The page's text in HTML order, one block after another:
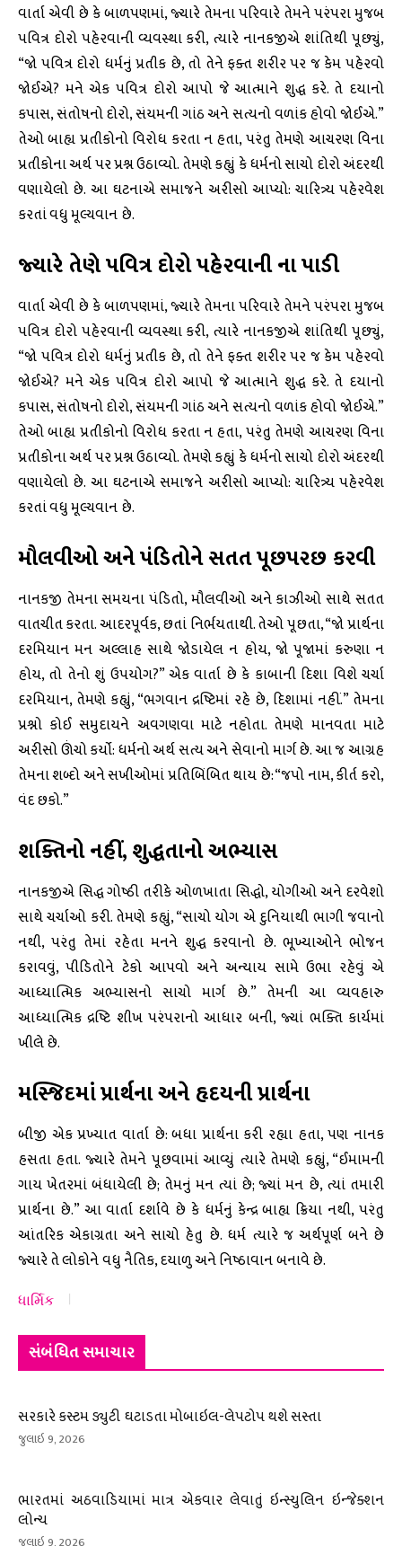
વાર્તા એવી છે કે બાળપણમાં, જ્યારે તેમના પરિવારે તેમને પરંપરા મુજબ
પવિત્ર દોરો પહેરવાની વ્યવસ્થા કરી, ત્યારે નાનકજીએ શાંતિથી પૂછ્યું,
“જો પવિત્ર દોરો ધર્મનું પ્રતીક છે, તો તેને ફક્ત શરીર પર જ કેમ પહેરવો
જોઈએ? મને એક પવિત્ર દોરો આપો જે આત્માને શુદ્ધ કરે. તે દયાનો
કપાસ, સંતોષનો દોરો, સંયમની ગાંઠ અને સત્યનો વળાંક હોવો જોઈએ.”
તેઓ બાહ્ય પ્રતીકોનો વિરોધ કરતા ન હતા, પરંતુ તેમણે આચરણ વિના
પ્રતીકોના અર્થ પર પ્રશ્ન ઉઠાવ્યો. તેમણે કહ્યું કે ધર્મનો સાચો દોરો અંદરથી
વણાયેલો છે. આ ઘટનાએ સમાજને અરીસો આપ્યો: ચારિત્ર્ય પહેરવેશ
કરતાં વધુ મૂલ્યવાન છે.
જ્યારે તેણે પવિત્ર દોરો પહેરવાની ના પાડી
વાર્તા એવી છે કે બાળપણમાં, જ્યારે તેમના પરિવારે તેમને પરંપરા મુજબ
પવિત્ર દોરો પહેરવાની વ્યવસ્થા કરી, ત્યારે નાનકજીએ શાંતિથી પૂછ્યું,
“જો પવિત્ર દોરો ધર્મનું પ્રતીક છે, તો તેને ફક્ત શરીર પર જ કેમ પહેરવો
જોઈએ? મને એક પવિત્ર દોરો આપો જે આત્માને શુદ્ધ કરે. તે દયાનો
કપાસ, સંતોષનો દોરો, સંયમની ગાંઠ અને સત્યનો વળાંક હોવો જોઈએ.”
તેઓ બાહ્ય પ્રતીકોનો વિરોધ કરતા ન હતા, પરંતુ તેમણે આચરણ વિના
પ્રતીકોના અર્થ પર પ્રશ્ન ઉઠાવ્યો. તેમણે કહ્યું કે ધર્મનો સાચો દોરો અંદરથી
વણાયેલો છે. આ ઘટનાએ સમાજને અરીસો આપ્યો: ચારિત્ર્ય પહેરવેશ
કરતાં વધુ મૂલ્યવાન છે.
મૌલવીઓ અને પંડિતોને સતત પૂછપરછ કરવી
નાનકજી તેમના સમયના પંડિતો, મૌલવીઓ અને કાઝીઓ સાથે સતત
વાતચીત કરતા. આદરપૂર્વક, છતાં નિર્ભયતાથી. તેઓ પૂછતા, “જો પ્રાર્થના
દરમિયાન મન અલ્લાહ સાથે જોડાયેલ ન હોય, જો પૂજામાં કરુણા ન
હોય, તો તેનો શું ઉપયોગ?” એક વાર્તા છે કે કાબાની દિશા વિશે ચર્ચા
દરમિયાન, તેમણે કહ્યું, “ભગવાન દ્રષ્ટિમાં રહે છે, દિશામાં નહીં.” તેમના
પ્રશ્નો કોઈ સમુદાયને અવગણવા માટે નહોતા. તેમણે માનવતા માટે
અરીસો ઊંચો કર્યો: ધર્મનો અર્થ સત્ય અને સેવાનો માર્ગ છે. આ જ આગ્રહ
તેમના શબ્દો અને સખીઓમાં પ્રતિબિંબિત થાય છે: “જપો નામ, કીર્ત કરો,
વંદ છકો.”
શક્તિનો નહીં, શુદ્ધતાનો અભ્યાસ
નાનકજીએ સિદ્ધ ગોષ્ઠી તરીકે ઓળખાતા સિદ્ધો, યોગીઓ અને દરવેશો
સાથે ચર્ચાઓ કરી. તેમણે કહ્યું, “સાચો યોગ એ દુનિયાથી ભાગી જવાનો
નથી, પરંતુ તેમાં રહેતા મનને શુદ્ધ કરવાનો છે. ભૂખ્યાઓને ભોજન
કરાવવું, પીડિતોને ટેકો આપવો અને અન્યાય સામે ઉભા રહેવું એ
આધ્યાત્મિક અભ્યાસનો સાચો માર્ગ છે.” તેમની આ વ્યવહારુ
આધ્યાત્મિક દ્રષ્ટિ શીખ પરંપરાનો આધાર બની, જ્યાં ભક્તિ કાર્યમાં
ખીલે છે.
મસ્જિદમાં પ્રાર્થના અને હૃદયની પ્રાર્થના
બીજી એક પ્રખ્યાત વાર્તા છે: બધા પ્રાર્થના કરી રહ્યા હતા, પણ નાનક
હસતા હતા. જ્યારે તેમને પૂછવામાં આવ્યું ત્યારે તેમણે કહ્યું, “ઈમામની
ગાય ખેતરમાં બંધાયેલી છે; તેમનું મન ત્યાં છે; જ્યાં મન છે, ત્યાં તમારી
પ્રાર્થના છે.” આ વાર્તા દર્શાવે છે કે ધર્મનું કેન્દ્ર બાહ્ય ક્રિયા નથી, પરંતુ
આંતરિક એકાગ્રતા અને સાચો હેતુ છે. ધર્મ ત્યારે જ અર્થપૂર્ણ બને છે
જ્યારે તે લોકોને વધુ નૈતિક, દયાળુ અને નિષ્ઠાવાન બનાવે છે.
ધાર્મિક
સંબંધિત સમાચાર
સરકારે કસ્ટમ ડ્યુટી ઘટાડતા મોબાઇલ-લેપટોપ થશે સસ્તા
જુલાઇ 9, 2026
ભારતમાં અઠવાડિયામાં માત્ર એકવાર લેવાતું ઇન્સ્યુલિન ઇન્જેક્શન
લોન્ચ